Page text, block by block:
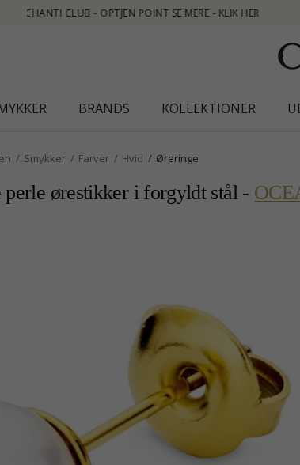
BRANDS KOLLEKTIONER
Smykker Farver Hvid Øreringe
perle ørestikker i forgyldt stål -